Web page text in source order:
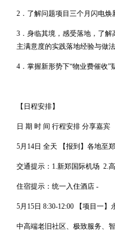
2．了解问题项目三个月闪电
3．身临其境，感受落地，了
主满意度的实践落地经验与做法
4．掌握新形势下“物业费催收
【日程安排】
日 期 时 间 行程安排 分享嘉宾
5月14日 全天 【报到】各地至
交通提示：1.新郑国际机场 2.
住宿提示：统一入住酒店 -
5月15日 8:30-12:00 【项目一
中高端老旧社区、极致服务、